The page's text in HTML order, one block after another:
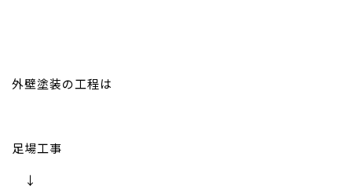
外壁塗装の工程は
足場工事
↓